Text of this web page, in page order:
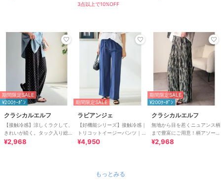
3点以上で10%OFF
期間限定SALE
¥200ｸｰﾎﾟﾝ
クラシカルエルフ
【接触冷感】涼しくラクして、
きれいが続く。タック入り総柄
ワイドイージーパンツ（ウエス
¥2,968
期間限定SALE
ラビアンジェ
【好機能シリーズ】接触冷感｜
トリコットイージーパンツ｜楽
なのに美脚/ストレッチ/セット
¥4,950
期間限定SALE
¥200ｸｰﾎﾟﾝ
クラシカルエルフ
無地から目を惹くニュアンス柄
まで豊富にご用意！柄アソート
細プリーツパンツ
¥2,968
もっとみる